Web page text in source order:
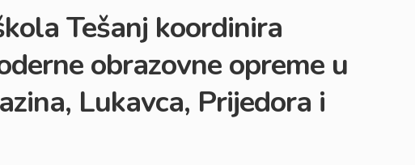
Tešanj koordinira
obrazovne opreme u
Lukavca, Prijedora i